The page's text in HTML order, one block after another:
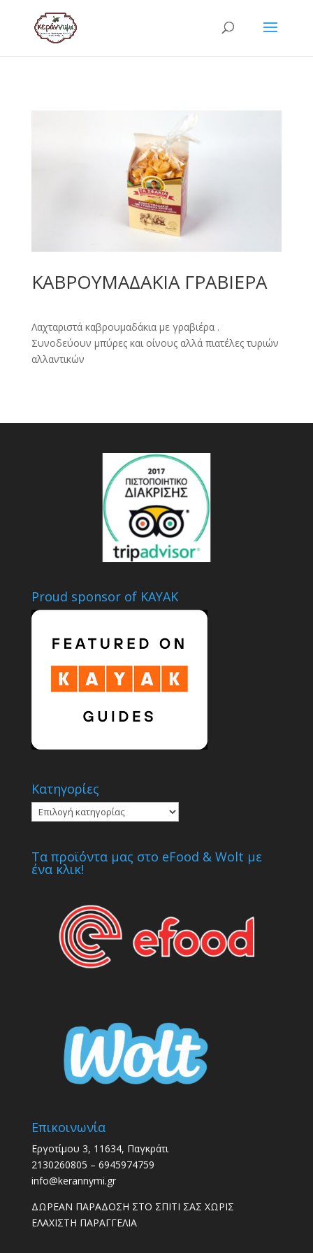
ΚΑΒΡΟΥΜΑΔΑΚΙΑ ΓΡΑΒΙΕΡΑ
Λαχταριστά καβρουμαδάκια με γραβιέρα .
Συνοδεύουν μπύρες και οίνους αλλά πιατέλες τυριών
αλλαντικών
Proud sponsor of KAYAK
Κατηγορίες
Κατηγορίες
Τα προϊόντα μας στο eFood & Wolt με
ένα κλικ!
Επικοινωνία
Εργοτίμου 3, 11634, Παγκράτι
2130260805 – 6945974759
info@kerannymi.gr
ΔΩΡΕΑΝ ΠΑΡΑΔΟΣΗ ΣΤΟ ΣΠΙΤΙ ΣΑΣ ΧΩΡΙΣ
ΕΛΑΧΙΣΤΗ ΠΑΡΑΓΓΕΛΙΑ